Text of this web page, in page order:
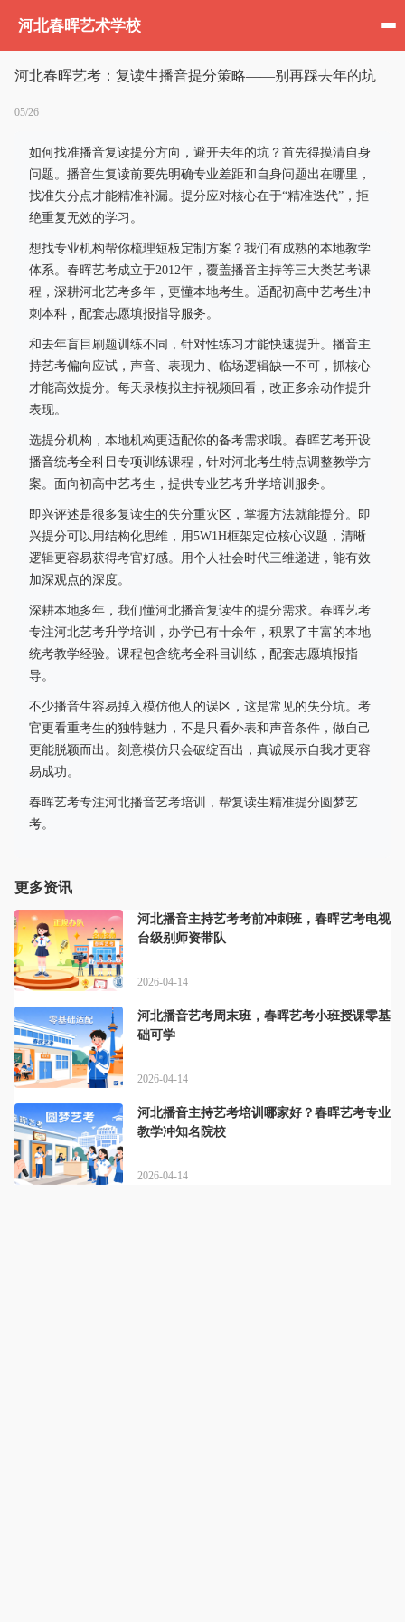
河北春晖艺术学校
河北春晖艺考：复读生播音提分策略——别再踩去年的坑
05/26
如何找准播音复读提分方向，避开去年的坑？首先得摸清自身
问题。播音生复读前要先明确专业差距和自身问题出在哪里，
找准失分点才能精准补漏。提分应对核心在于“精准迭代”，拒
绝重复无效的学习。
想找专业机构帮你梳理短板定制方案？我们有成熟的本地教学
体系。春晖艺考成立于2012年，覆盖播音主持等三大类艺考课
程，深耕河北艺考多年，更懂本地考生。适配初高中艺考生冲
刺本科，配套志愿填报指导服务。
和去年盲目刷题训练不同，针对性练习才能快速提升。播音主
持艺考偏向应试，声音、表现力、临场逻辑缺一不可，抓核心
才能高效提分。每天录模拟主持视频回看，改正多余动作提升
表现。
选提分机构，本地机构更适配你的备考需求哦。春晖艺考开设
播音统考全科目专项训练课程，针对河北考生特点调整教学方
案。面向初高中艺考生，提供专业艺考升学培训服务。
即兴评述是很多复读生的失分重灾区，掌握方法就能提分。即
兴提分可以用结构化思维，用5W1H框架定位核心议题，清晰
逻辑更容易获得考官好感。用个人社会时代三维递进，能有效
加深观点的深度。
深耕本地多年，我们懂河北播音复读生的提分需求。春晖艺考
专注河北艺考升学培训，办学已有十余年，积累了丰富的本地
统考教学经验。课程包含统考全科目训练，配套志愿填报指
导。
不少播音生容易掉入模仿他人的误区，这是常见的失分坑。考
官更看重考生的独特魅力，不是只看外表和声音条件，做自己
更能脱颖而出。刻意模仿只会破绽百出，真诚展示自我才更容
易成功。
春晖艺考专注河北播音艺考培训，帮复读生精准提分圆梦艺
考。
更多资讯
河北播音主持艺考考前冲刺班，春晖艺考电视
台级别师资带队
2026-04-14
河北播音艺考周末班，春晖艺考小班授课零基
础可学
2026-04-14
河北播音主持艺考培训哪家好？春晖艺考专业
教学冲知名院校
2026-04-14